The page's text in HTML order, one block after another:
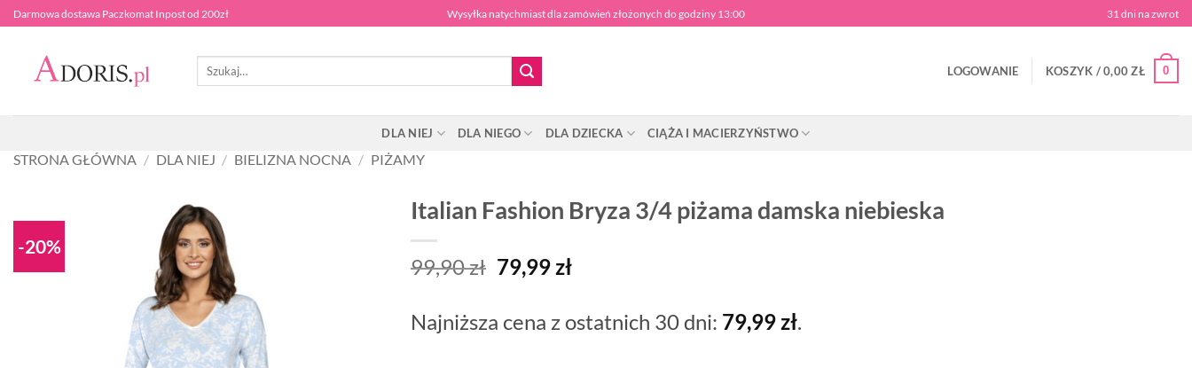
Przewiń
do
zawartości
Darmowa dostawa Paczkomat Inpost od 200zł Wysyłka natychmiast dla zamówień złożonych do godziny 13:00 31 dni na zwrot
Szukaj:
LOGOWANIE KOSZYK /0,00ZŁ 0
DLA NIEJ DLA NIEGO DLA DZIECKA CIĄŻA I MACIERZYŃSTWO
STRONA GŁÓWNA / DLA NIEJ / BIELIZNA NOCNA / PIŻAMY
-20%
Italian Fashion Bryza 3/4 piżama damska niebieska
99,90zł Pierwotna
cena
99,90 zł.
79,99złAktualna
wynosi:
79,99 zł.
Najniższa cena z ostatnich 30 dni: 79,99zł.